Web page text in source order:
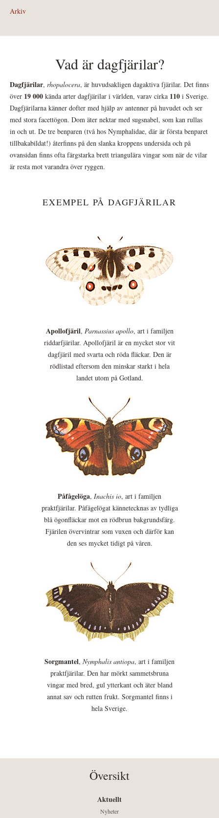
Arkiv
Vad är dagfjärilar?
Dagfjärilar, rhopalocera, är huvudsakligen dagaktiva fjärilar. Det finns
över 19 000 kända arter dagfjärilar i världen, varav cirka 110 i Sverige.
Dagfjärilarna känner dofter med hjälp av antenner på huvudet och ser
med stora facettögon. Dom äter nektar med sugsnabel, som kan rullas
in och ut. De tre benparen (två hos Nymphalidae, där är första benparet
tillbakabildat!) återfinns på den slanka kroppens undersida och på
ovansidan finns ofta färgstarka brett triangulära vingar som när de vilar
är resta mot varandra över ryggen.
EXEMPEL PÅ DAGFJÄRILAR
Apollofjäril, Parnassius apollo, art i familjen
riddarfjärilar. Apollofjäril är en mycket stor vit
dagfjäril med svarta och röda fläckar. Den är
rödlistad eftersom den minskar starkt i hela
landet utom på Gotland.
Påfågelöga, Inachis io, art i familjen
praktfjärilar. Påfågelögat kännetecknas av tydliga
blå ögonfläckar mot en rödbrun bakgrundsfärg.
Fjärilen övervintrar som vuxen och därför kan
den ses mycket tidigt på våren.
Sorgmantel, Nymphalis antiopa, art i familjen
praktfjärilar. Den har mörkt sammetsbruna
vingar med bred, gul ytterkant och äter bland
annat sav och rutten frukt. Sorgmantel finns i
hela Sverige.
Översikt
Aktuellt
Nyheter